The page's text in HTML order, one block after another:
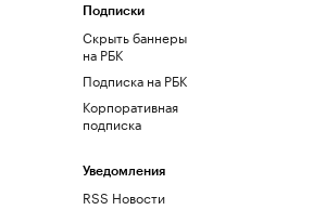
Подписки
Скрыть баннеры
на РБК
Подписка на РБК
Корпоративная
подписка
Уведомления
RSS Новости